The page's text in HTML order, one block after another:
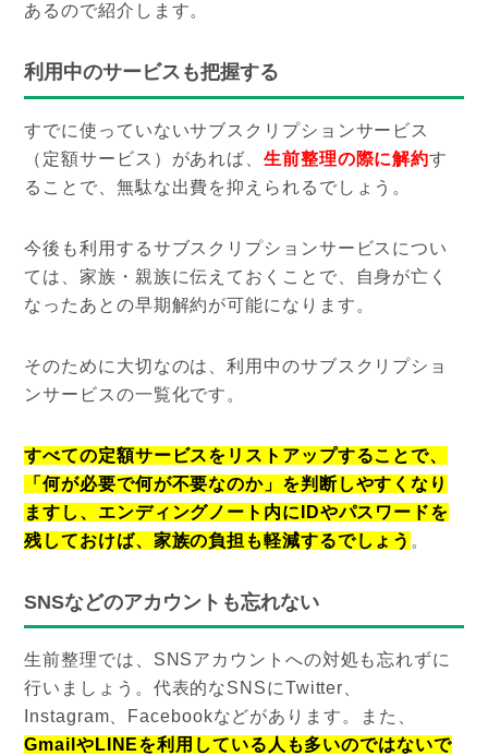
あるので紹介します。
利用中のサービスも把握する
すでに使っていないサブスクリプションサービス
（定額サービス）があれば、生前整理の際に解約す
ることで、無駄な出費を抑えられるでしょう。
今後も利用するサブスクリプションサービスについ
ては、家族・親族に伝えておくことで、自身が亡く
なったあとの早期解約が可能になります。
そのために大切なのは、利用中のサブスクリプショ
ンサービスの一覧化です。
すべての定額サービスをリストアップすることで、
「何が必要で何が不要なのか」を判断しやすくなり
ますし、エンディングノート内にIDやパスワードを
残しておけば、家族の負担も軽減するでしょう 。
SNSなどのアカウントも忘れない
生前整理では、SNSアカウントへの対処も忘れずに
行いましょう。代表的なSNSにTwitter、
Instagram、Facebookなどがあります。また、
GmailやLINEを利用している人も多いのではないで